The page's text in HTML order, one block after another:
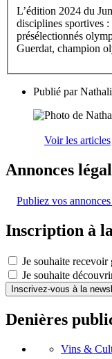
L’édition 2024 du
disciplines sportives
présélectionnés
Guerdat, champion
Publié par
Voir les articles
Annonces
Publiez vos
Inscription à
Je souhaite recevoir
Je souhaite
Inscrivez-vous à la
Denières
Vins &